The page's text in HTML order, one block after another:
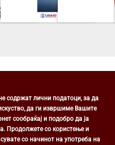
Центар
бр. 1, Скопје
содржат лични податоци, за да
да ги извршиме Вашите
сообраќај и подобро да ја
Продолжете со користење и
со начинот на употреба на